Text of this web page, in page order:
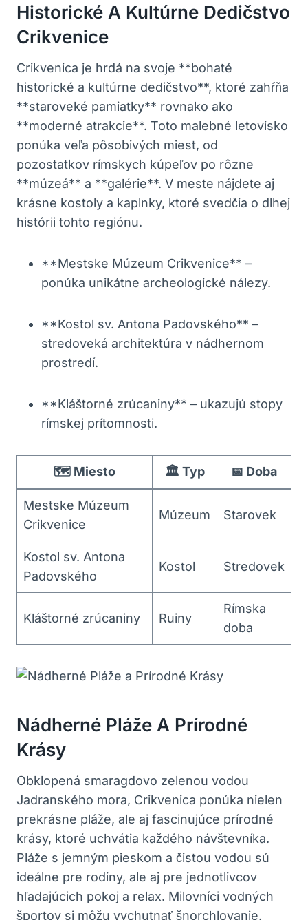
Historické A Kultúrne Dedičstvo
Crikvenice
Crikvenica je hrdá na svoje **bohaté
historické a kultúrne dedičstvo**, ktoré zahŕňa
**staroveké pamiatky** rovnako ako
**moderné atrakcie**. Toto malebné letovisko
ponúka veľa pôsobivých miest, od
pozostatkov rímskych kúpeľov po rôzne
**múzeá** a **galérie**. V meste nájdete aj
krásne kostoly a kaplnky, ktoré svedčia o dlhej
histórii tohto regiónu.
**Mestske Múzeum Crikvenice** –
ponúka unikátne archeologické nálezy.
**Kostol sv. Antona Padovského** –
stredoveká architektúra v nádhernom
prostredí.
**Kláštorné zrúcaniny** – ukazujú stopy
rímskej prítomnosti.
🗺️ Miesto 🏛️ Typ 📅 Doba
Mestske Múzeum
Crikvenice
Múzeum Starovek
Kostol sv. Antona
Padovského
Kostol Stredovek
Kláštorné zrúcaniny Ruiny
Rímska
doba
Nádherné Pláže A Prírodné
Krásy
Obklopená smaragdovo zelenou vodou
Jadranského mora, Crikvenica ponúka nielen
prekrásne pláže, ale aj fascinujúce prírodné
krásy, ktoré uchvátia každého návštevníka.
Pláže s jemným pieskom a čistou vodou sú
ideálne pre rodiny, ale aj pre jednotlivcov
hľadajúcich pokoj a relax. Milovníci vodných
športov si môžu vychutnať šnorchlovanie,